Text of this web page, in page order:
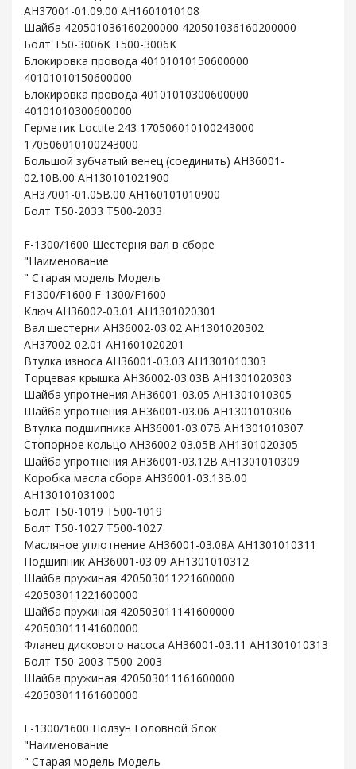
AH37001-01.09.00 AH1601010108
Шайба 420501036160200000 420501036160200000
Болт T50-3006K T500-3006K
Блокировка провода 40101010150600000
40101010150600000
Блокировка провода 40101010300600000
40101010300600000
Герметик Loctite 243 170506010100243000
170506010100243000
Большой зубчатый венец (соединить) AH36001-
02.10B.00 AH130101021900
AH37001-01.05B.00 AH160101010900
Болт T50-2033 T500-2033
F-1300/1600 Шестерня вал в сборе
"Наименование
" Старая модель Модель
F1300/F1600 F-1300/F1600
Ключ AH36002-03.01 AH1301020301
Вал шестерни AH36002-03.02 AH1301020302
AH37002-02.01 AH1601020201
Втулка износа AH36001-03.03 AH1301010303
Торцевая крышка AH36002-03.03B AH1301020303
Шайба упротнения AH36001-03.05 AH1301010305
Шайба упротнения AH36001-03.06 AH1301010306
Втулка подшипника AH36001-03.07B AH1301010307
Стопорное кольцо AH36002-03.05B AH1301020305
Шайба упротнения AH36001-03.12B AH1301010309
Коробка масла сбора AH36001-03.13B.00
AH130101031000
Болт T50-1019 T500-1019
Болт T50-1027 T500-1027
Масляное уплотнение AH36001-03.08A AH1301010311
Подшипник AH36001-03.09 AH1301010312
Шайба пружиная 420503011221600000
420503011221600000
Шайба пружиная 420503011141600000
420503011141600000
Фланец дискового насоса AH36001-03.11 AH1301010313
Болт T50-2003 T500-2003
Шайба пружиная 420503011161600000
420503011161600000
F-1300/1600 Ползун Головной блок
"Наименование
" Старая модель Модель